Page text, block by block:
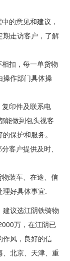
的意见和建议，
期走访客户，了解
扣，每一单货物
操作部门具体操
印件及联系电
能做到包头视客
保护和服务。
客户提供及时、
装车、在途、信
理好具体事宜.
议选江阴铁骑物
万，在江阴已
作风，良好的信
、北京、天津、重